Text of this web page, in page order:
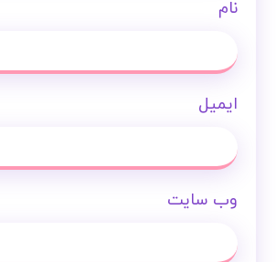
نام
ایمیل
وب‌ سایت